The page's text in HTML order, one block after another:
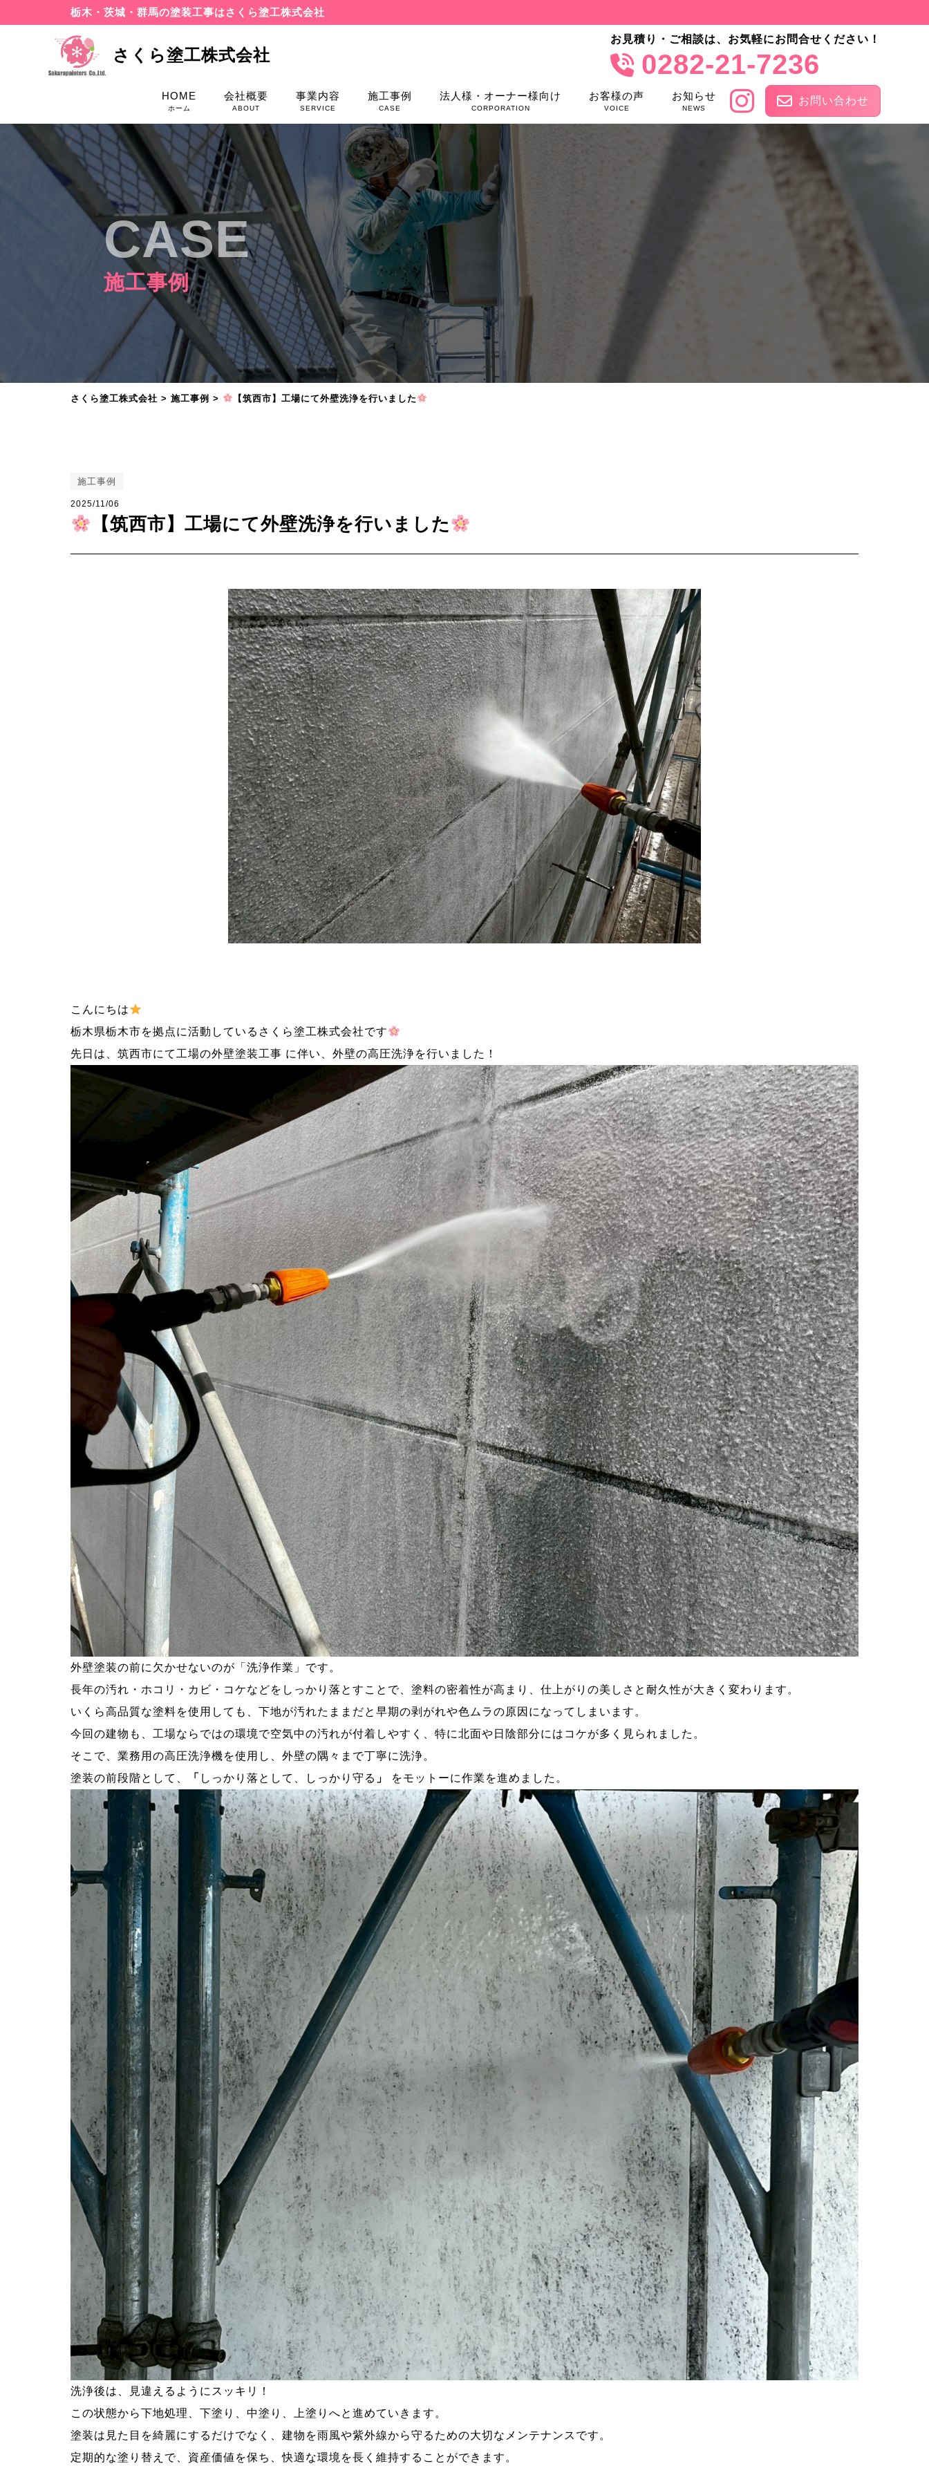
栃木・茨城・群馬の塗装工事はさくら塗工株式会社
さくら塗工株式会社
お見積り・ご相談は、お気軽にお問合せください！
0282-21-7236
HOME
ホーム
会社概要
ABOUT
事業内容
SERVICE
施工事例
CASE
法人様・オーナー様向け
CORPORATION
お客様の声
VOICE
お知らせ
NEWS
お問い合わせ
CASE
施工事例
さくら塗工株式会社 > 施工事例 > 【筑西市】工場にて外壁洗浄を行いました
施工事例
2025/11/06
【筑西市】工場にて外壁洗浄を行いました
こんにちは
栃木県栃木市を拠点に活動しているさくら塗工株式会社です
先日は、筑西市にて工場の外壁塗装工事 に伴い、外壁の高圧洗浄を行いました！
外壁塗装の前に欠かせないのが「洗浄作業」です。
長年の汚れ・ホコリ・カビ・コケなどをしっかり落とすことで、塗料の密着性が高まり、仕上がりの美しさと耐久性が大きく変わります。
いくら高品質な塗料を使用しても、下地が汚れたままだと早期の剥がれや色ムラの原因になってしまいます。
今回の建物も、工場ならではの環境で空気中の汚れが付着しやすく、特に北面や日陰部分にはコケが多く見られました。
そこで、業務用の高圧洗浄機を使用し、外壁の隅々まで丁寧に洗浄。
塗装の前段階として、
「 しっかり落として、しっかり守る 」 をモットーに作業を進めました。
洗浄後は、見違えるようにスッキリ！
この状態から下地処理、下塗り、中塗り、上塗りへと進めていきます。
塗装は見た目を綺麗にするだけでなく、建物を雨風や紫外線から守るための大切なメンテナンスです。
定期的な塗り替えで、資産価値を保ち、快適な環境を長く維持することができます。